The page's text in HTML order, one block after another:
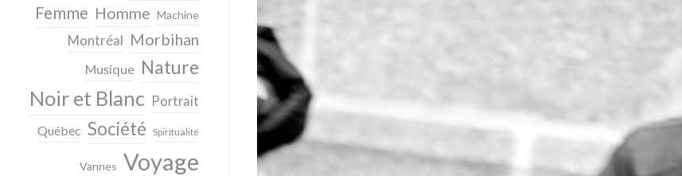
Femme Homme Machine
Montréal Morbihan
Musique Nature
Noir et Blanc Portrait
Québec Société Spiritualité
Vannes Voyage